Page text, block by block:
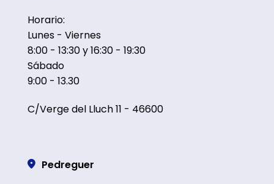
Horario:
Lunes - Viernes
8:00 - 13:30 y 16:30 - 19:30
Sábado
9:00 - 13.30
C/Verge del Lluch 11 - 46600
Pedreguer